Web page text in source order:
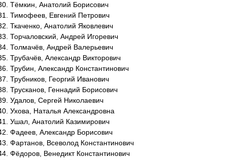
Тёмкин, Анатолий Борисович
Тимофеев, Евгений Петрович
Ткаченко, Анатолий Яковлевич
Торчаловский, Андрей Игоревич
Толмачёв, Андрей Валерьевич
Трубачёв, Александр Викторович
Трубин, Александр Константинович
Трубников, Георгий Иванович
Трусканов, Геннадий Борисович
Удалов, Сергей Николаевич
Ухова, Наталья Александровна
Ушал, Анатолий Казимирович
Фадеев, Александр Борисович
Фартанов, Всеволод Константинович
Фёдоров, Венедикт Константинович